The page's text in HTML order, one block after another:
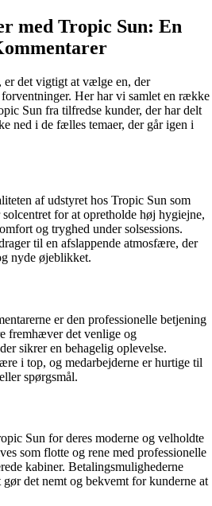
med Tropic Sun: En
er det vigtigt at vælge en, der
Her har vi samlet en række
Sun fra tilfredse kunder, der har delt
ned i de fælles temaer, der går igen i
af udstyret hos Tropic Sun som
for at opretholde høj hygiejne,
og tryghed under solsessions.
til en afslappende atmosfære, der
nyde øjeblikket.
er den professionelle betjening
fremhæver det venlige og
sikrer en behagelig oplevelse.
i top, og medarbejderne er hurtige til
spørgsmål.
Sun for deres moderne og velholdte
som flotte og rene med professionelle
kabiner. Betalingsmulighederne
det nemt og bekvemt for kunderne at